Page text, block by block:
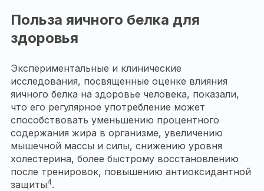
Польза яичного белка для
здоровья
Экспериментальные и клинические
исследования, посвященные оценке влияния
яичного белка на здоровье человека, показали,
что его регулярное употребление может
способствовать уменьшению процентного
содержания жира в организме, увеличению
мышечной массы и силы, снижению уровня
холестерина, более быстрому восстановлению
после тренировок, повышению антиоксидантной
защиты4.